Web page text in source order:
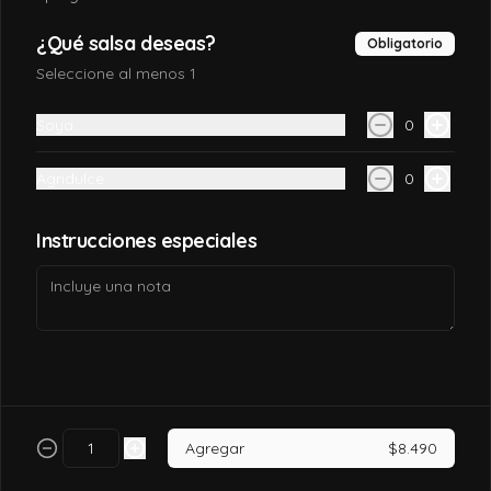
California tori
Pollo, queso crema, palta, envuelto en
$7.490
$6.990
¿Qué salsa deseas? Obligatorio
Seleccione al menos 1
0
0
Instrucciones especiales
Agregar $8.490